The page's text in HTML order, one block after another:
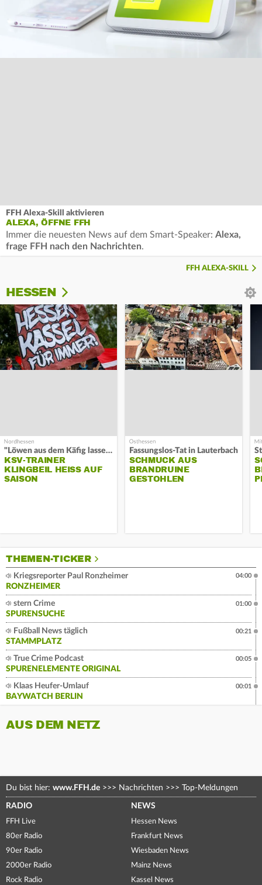
FFH Alexa-Skill aktivieren
ALEXA, ÖFFNE FFH
Immer die neuesten News auf dem Smart-Speaker: Alexa,
frage FFH nach den Nachrichten.
FFH ALEXA-SKILL
HESSEN
"Löwen aus dem Käfig lassen"
KSV-TRAINER
KLINGBEIL HEISS AUF S
AISON
Fassungslos-Tat in Lauterbach
SCHMUCK AUS
BRANDRUINE
GESTOHLEN
THEMEN-TICKER
Kriegsreporter Paul Ronzheimer
RONZHEIMER
04:00
stern Crime
SPURENSUCHE
01:00
Fußball News täglich
STAMMPLATZ
00:21
True Crime Podcast
SPURENELEMENTE ORIGINAL
00:05
Klaas Heufer-Umlauf
BAYWATCH BERLIN
00:01
AUS DEM NETZ
Du bist hier: www.FFH.de >>> Nachrichten >>> Top-Meldungen
RADIO
FFH Live
80er Radio
90er Radio
2000er Radio
Rock Radio
NEWS
Hessen News
Frankfurt News
Wiesbaden News
Mainz News
Kassel News